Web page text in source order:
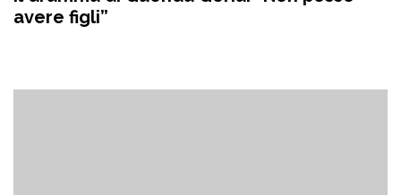
avere figli”